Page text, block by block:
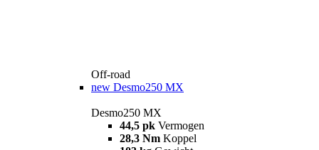
Off-road
new Desmo250 MX
Desmo250 MX
44,5 pk Vermogen
28,3 Nm Koppel